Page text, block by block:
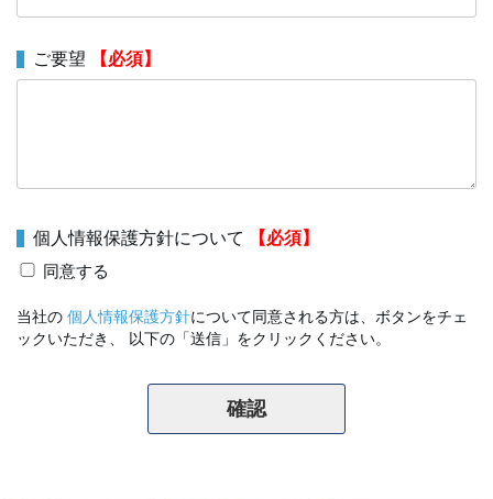
ご要望 【必須】
個人情報保護方針について
【必須】
同意する
当社の 個人情報保護方針について同意される方は、ボタンをチェ
ックいただき、 以下の「送信」をクリックください。